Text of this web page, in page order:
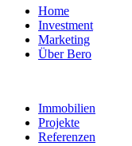
Home
Investment
Marketing
Über Bero
Immobilien
Projekte
Referenzen